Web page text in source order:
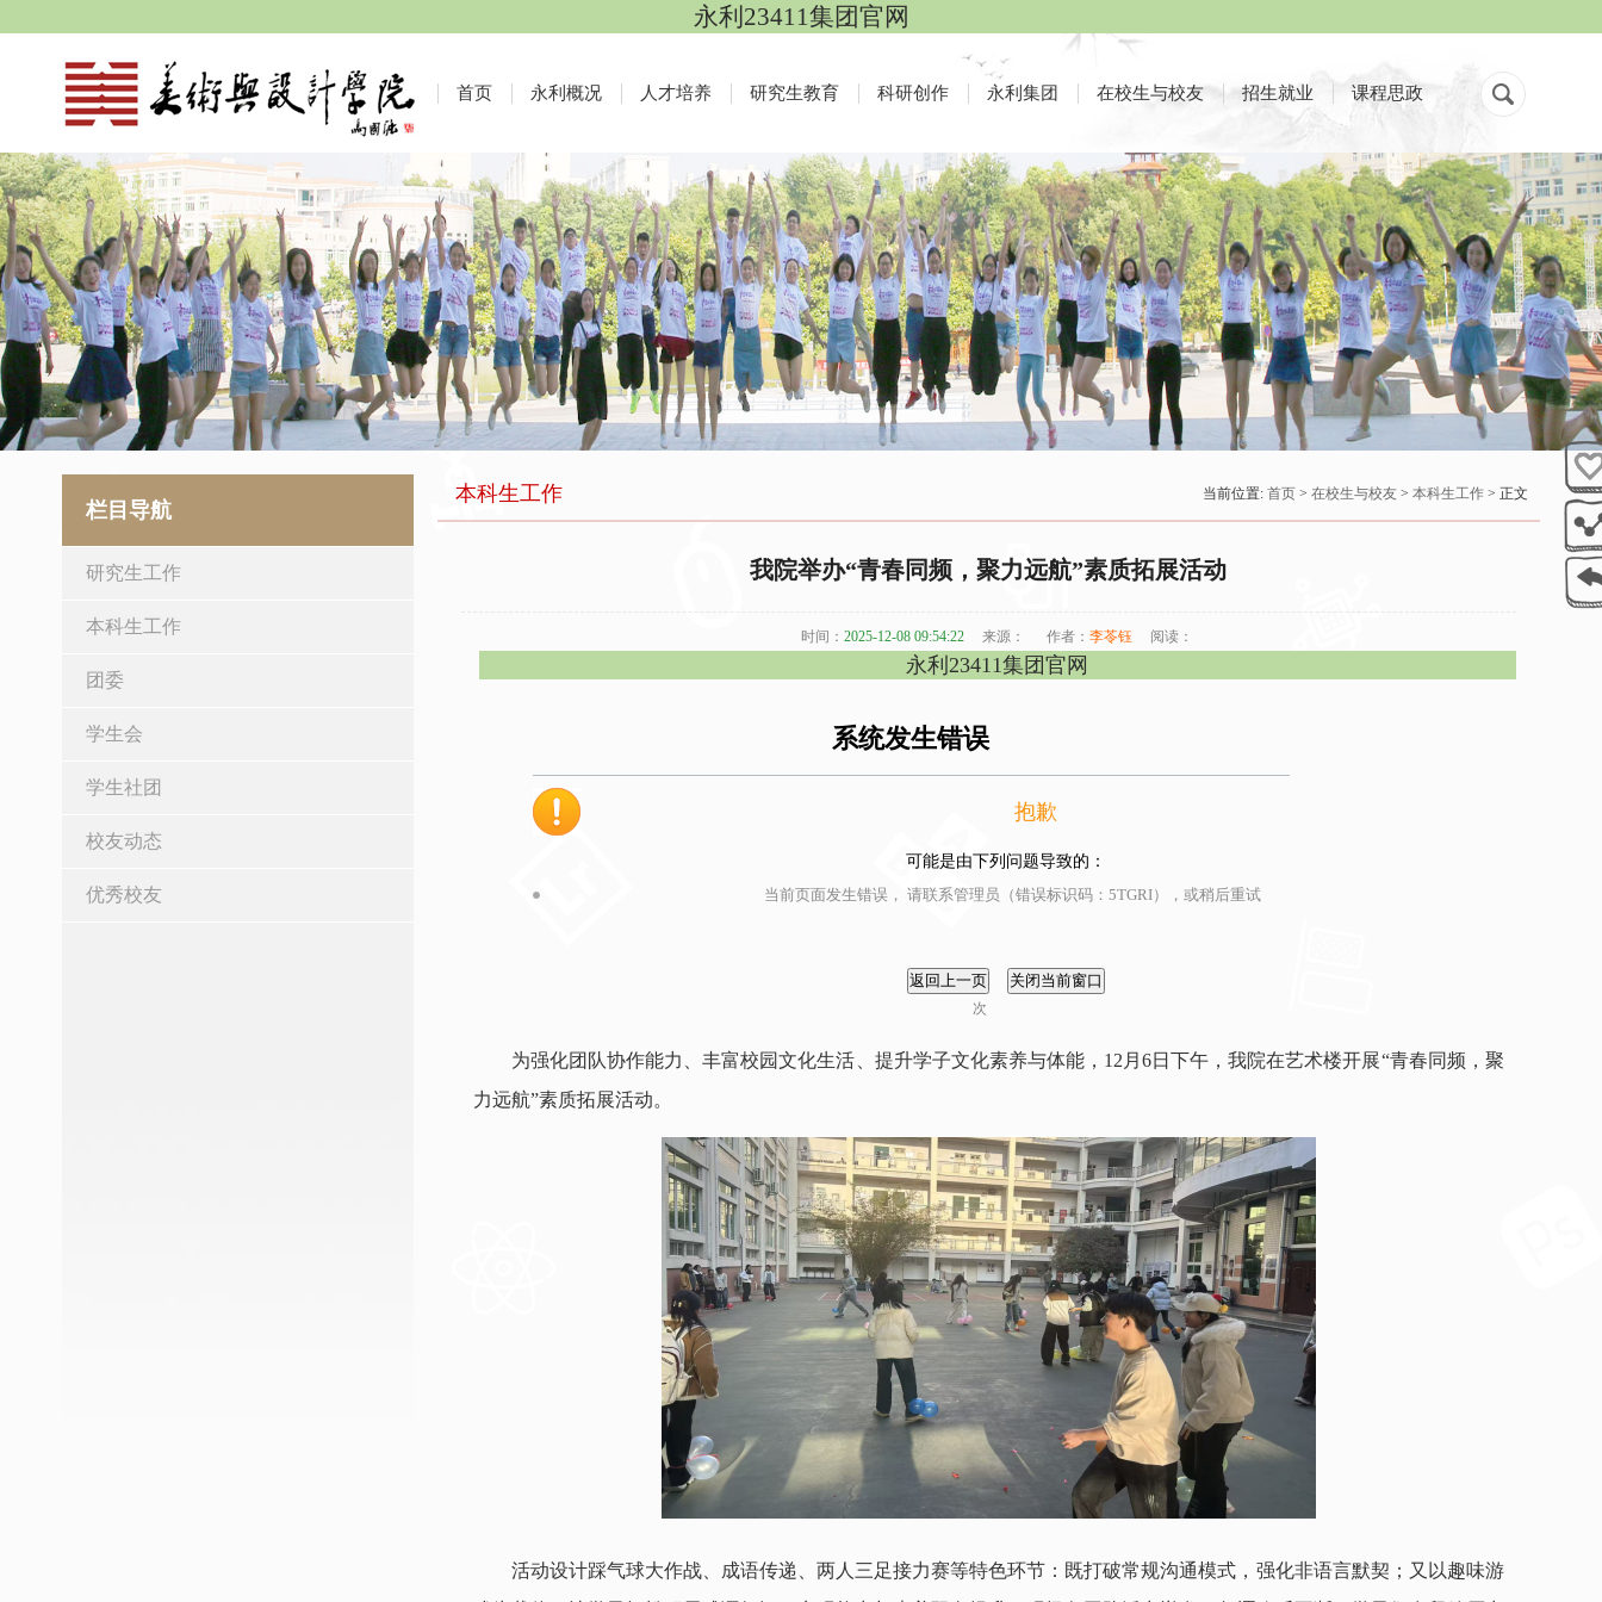
永利23411集团官网
首页 永利概况 人才培养 研究生教育 科研创作 永利集团 在校生与校友 招生就业 课程思政
栏目导航
研究生工作
本科生工作
团委
学生会
学生社团
校友动态
优秀校友
本科生工作 当前位置: 首页> 在校生与校友> 本科生工作> 正文
我院举办“青春同频，聚力远航”素质拓展活动
时间：2025-12-08 09:54:22 来源： 作者：李苓钰 阅读：
永利23411集团官网
系统发生错误
抱歉
可能是由下列问题导致的：
当前页面发生错误， 请联系管理员（错误标识码：5TGRI），或稍后重试
次
为强化团队协作能力、丰富校园文化生活、提升学子文化素养与体能，12月6日下午，我院在艺术楼开展“青春同频，聚
力远航”素质拓展活动。
活动设计踩气球大作战、成语传递、两人三足接力赛等特色环节：既打破常规沟通模式，强化非语言默契；又以趣味游